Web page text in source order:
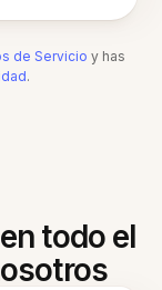
de Servicio y has
.
todo el